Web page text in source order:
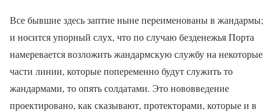
Все бывшие здесь заптие ныне переименованы в жандармы;
и носится упорный слух, что по случаю безденежья Порта
намеревается возложить жандармскую службу на некоторые
части линии, которые попеременно будут служить то
жандармами, то опять солдатами. Это нововведение
проектировано, как сказывают, протекторами, которые и в